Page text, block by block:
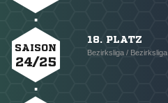
SAISON
24/25
18. PLATZ
Bezirksliga / Bezirksliga